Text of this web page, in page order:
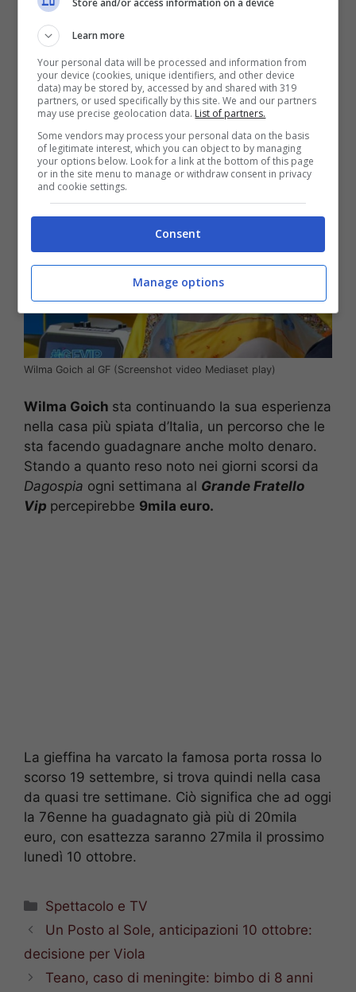
Compenso da capogiro
al GF Vip, ecco quanto
guadagna Wilma Goich
Wilma Goich al GF (Screenshot video Mediaset play)
Wilma Goich sta continuando la sua esperienza
nella casa più spiata d’Italia, un percorso che le
sta facendo guadagnare anche molto denaro.
Stando a quanto reso noto nei giorni scorsi da
Dagospia ogni settimana al Grande Fratello
Vip percepirebbe 9mila euro.
La gieffina ha varcato la famosa porta rossa lo
scorso 19 settembre, si trova quindi nella casa
da quasi tre settimane. Ciò significa che ad oggi
la 76enne ha guadagnato già più di 20mila
euro, con esattezza saranno 27mila il prossimo
lunedì 10 ottobre.
Categorie
Spettacolo e TV
Un Posto al Sole, anticipazioni 10 ottobre:
decisione per Viola
Teano, caso di meningite: bimbo di 8 anni
Learn more
Your personal data will be processed and information from
your device (cookies, unique identifiers, and other device
data) may be stored by, accessed by and shared with 319
partners, or used specifically by this site. We and our partners
may use precise geolocation data. List of partners.
Some vendors may process your personal data on the basis
of legitimate interest, which you can object to by managing
your options below. Look for a link at the bottom of this page
or in the site menu to manage or withdraw consent in privacy
and cookie settings.
Consent
Manage options